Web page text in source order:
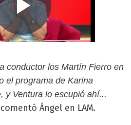
conductor los Martín Fierro en
el programa de Karina
y Ventura lo escupió ahí...
comentó Ángel en LAM.